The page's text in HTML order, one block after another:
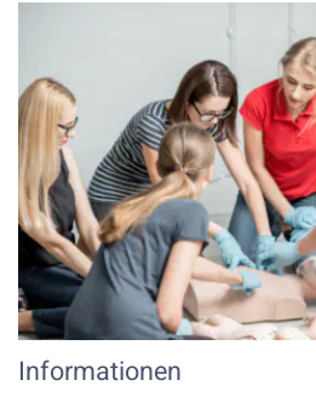
Informationen